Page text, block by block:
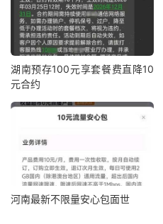
湖南预存100元享套餐费直降10
元合约
河南最新不限量安心包面世